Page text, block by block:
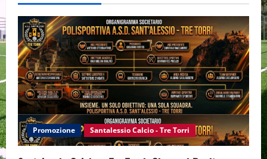
Promozione Santalessio Calcio - Tre Torri